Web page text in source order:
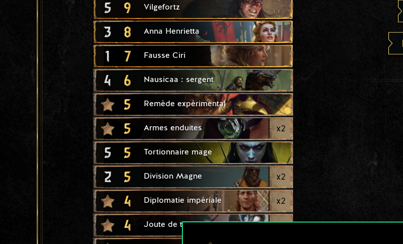
5 9 Vilgefortz
3 8 Anna Henrietta
1 7 Fausse Ciri
4 6 Nausicaa : sergent
5 Remède expérimental
5 Armes enduites x2
5 5 Tortionnaire mage
2 5 Division Magne x2
4 Diplomatie impériale x2
4 Joute de tournoi x2